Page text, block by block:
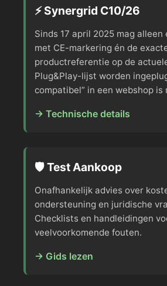
⚡ Synergrid C10/26
Sinds 17 april 2025 mag alleen
met CE-markering én de
productreferentie op de
Plug&Play-lijst worden
compatibel” in een webshop is
→ Technische details
🛡️ Test Aankoop
Onafhankelijk advies over
ondersteuning en juridische
Checklists en handleidingen
veelvoorkomende fouten.
→ Gids lezen